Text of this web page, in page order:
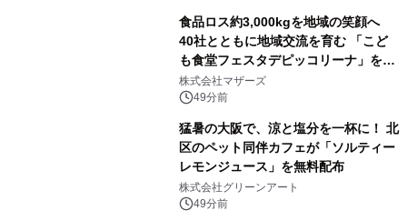
食品ロス約3,000kgを地域の笑顔へ
40社とともに地域交流を育む 「こど
も食堂フェスタデピッコリーナ」を9
月5日(土)開催
株式会社マザーズ
49分前
猛暑の大阪で、涼と塩分を一杯に！ 北
区のペット同伴カフェが「ソルティー
レモンジュース」を無料配布
株式会社グリーンアート
49分前